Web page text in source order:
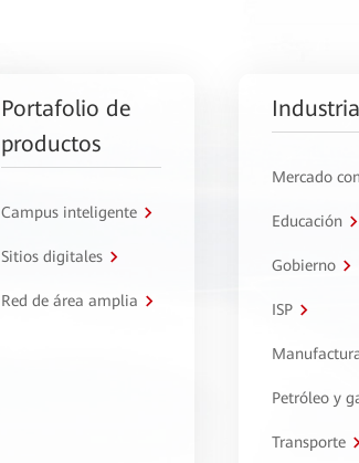
Portafolio de
productos
Campus inteligente
Sitios digitales
Red de área amplia
Mercado
Educación
Gobierno
ISP
Petróleo y
Transporte